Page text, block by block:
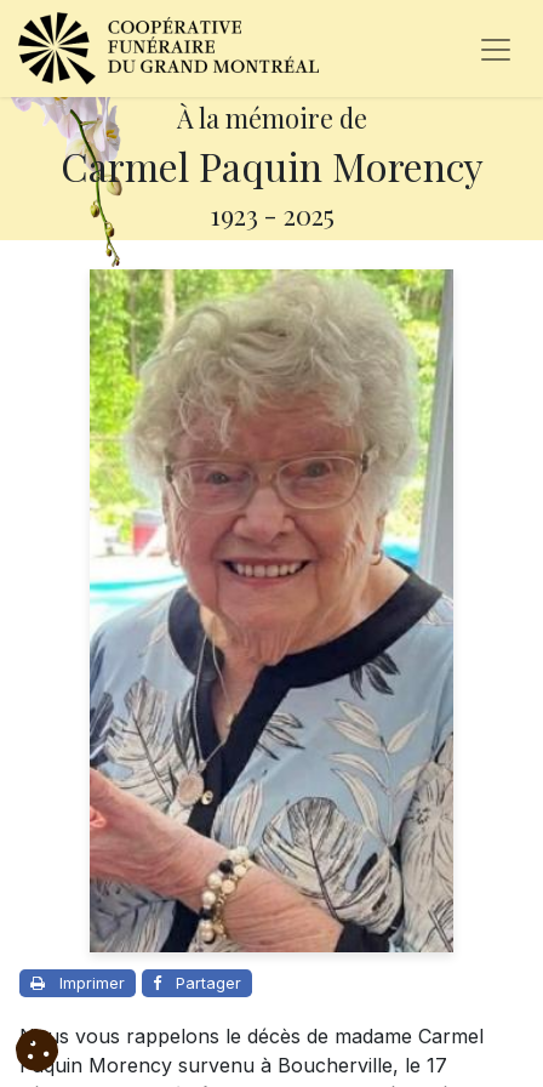
À la mémoire de
Carmel Paquin Morency
1923 - 2025
Imprimer Partager
Nous vous rappelons le décès de madame Carmel
Paquin Morency survenu à Boucherville, le 17